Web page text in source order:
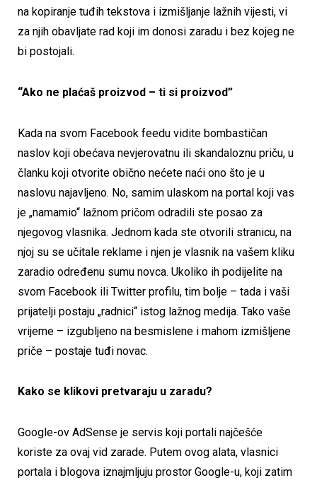
na kopiranje tuđih tekstova i izmišljanje lažnih vijesti, vi
za njih obavljate rad koji im donosi zaradu i bez kojeg ne
bi postojali.
“Ako ne plaćaš proizvod – ti si proizvod”
Kada na svom Facebook feedu vidite bombastičan
naslov koji obećava nevjerovatnu ili skandaloznu priču, u
članku koji otvorite obično nećete naći ono što je u
naslovu najavljeno. No, samim ulaskom na portal koji vas
je „namamio“ lažnom pričom odradili ste posao za
njegovog vlasnika. Jednom kada ste otvorili stranicu, na
njoj su se učitale reklame i njen je vlasnik na vašem kliku
zaradio određenu sumu novca. Ukoliko ih podijelite na
svom Facebook ili Twitter profilu, tim bolje – tada i vaši
prijatelji postaju „radnici“ istog lažnog medija. Tako vaše
vrijeme – izgubljeno na besmislene i mahom izmišljene
priče – postaje tuđi novac.
Kako se klikovi pretvaraju u zaradu?
Google-ov AdSense je servis koji portali najčešće
koriste za ovaj vid zarade. Putem ovog alata, vlasnici
portala i blogova iznajmljuju prostor Google-u, koji zatim